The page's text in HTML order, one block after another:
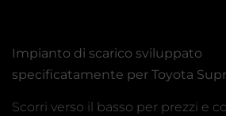
Impianto di scarico sviluppato
specificatamente per Toyota
Scorri verso il basso per prezzi e